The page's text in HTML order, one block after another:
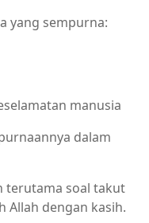
yang sempurna:
manusia
dalam
terutama soal takut
Allah dengan kasih.